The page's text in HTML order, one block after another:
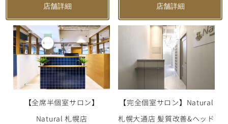
店舗詳細 店舗詳細
【全席半個室サロン】
Natural 札幌店
【完全個室サロン】Natural
札幌大通店 髪質改善&ヘッド